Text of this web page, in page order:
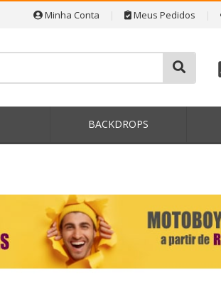
Minha Conta Meus Pedidos
BACKDROPS